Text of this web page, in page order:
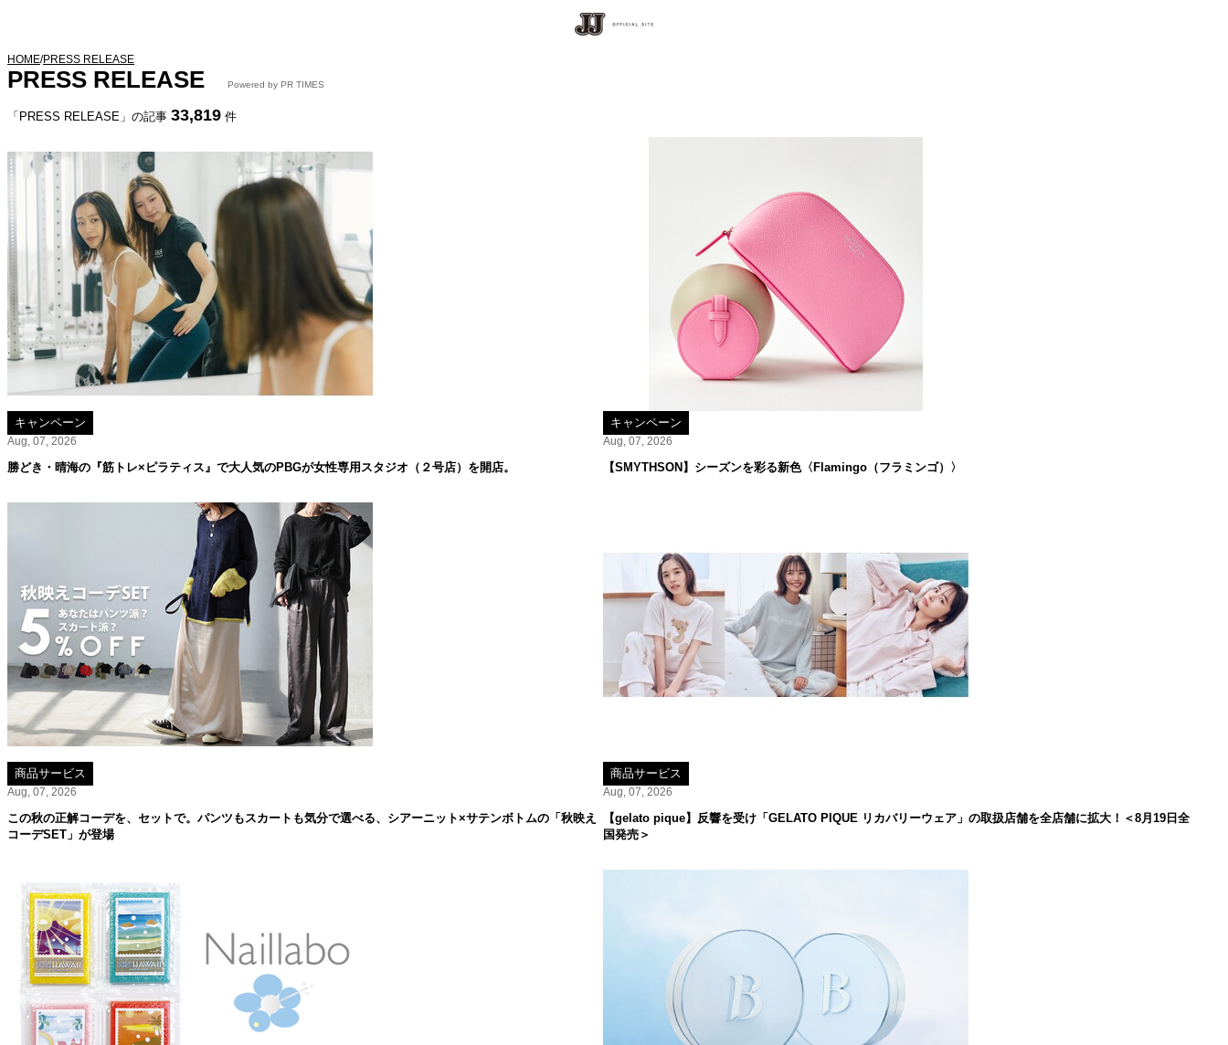
HOME/PRESS RELEASE
PRESS RELEASE Powered by PR TIMES
「PRESS RELEASE」の記事 33,819 件
キャンペーン
Aug, 07, 2026
勝どき・晴海の『筋トレ×ピラティス』で大人気のPBGが女性専用スタジオ（２号店）を開店。
キャンペーン
Aug, 07, 2026
【SMYTHSON】シーズンを彩る新色〈Flamingo（フラミンゴ）〉
商品サービス
Aug, 07, 2026
この秋の正解コーデを、セットで。パンツもスカートも気分で選べる、シアーニット×サテンボトムの「秋映え
コーデSET」が登場
商品サービス
Aug, 07, 2026
【gelato pique】反響を受け「GELATO PIQUE リカバリーウェア」の取扱店舗を全店舗に拡大！＜8月19日全
国発売＞